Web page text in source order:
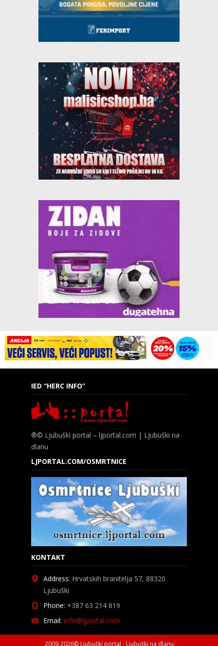
IED “HERC INFO”
®© Ljubuški portal – ljportal.com | Ljubuški na
dlanu
LJPORTAL.COM/OSMRTNICE
KONTAKT
Address: Hrvatskih branitelja 57, 88320
Ljubuški
Phone: +387 63 214 819
Email: info@ljportal.com
2009-2026© Ljubuški portal - Ljubuški na dlanu